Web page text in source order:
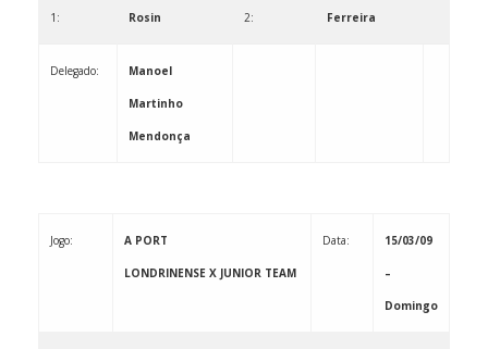
1: Rosin 2: Ferreira
Delegado: Manoel
Martinho
Mendonça
Jogo: A PORT
LONDRINENSE X JUNIOR TEAM
Data: 15/03/09
–
Domingo